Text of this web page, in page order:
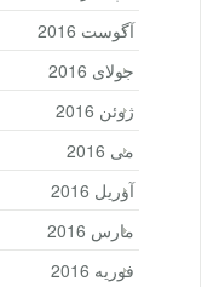
آگوست 2016
جولای 2016
ژوئن 2016
می 2016
آوریل 2016
مارس 2016
فوریه 2016